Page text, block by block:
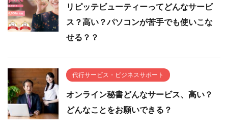
リピッテビューティーってどんなサービ
ス？高い？パソコンが苦手でも使いこな
せる？？
代行サービス・ビジネスサポート
オンライン秘書どんなサービス、高い？
どんなことをお願いできる？